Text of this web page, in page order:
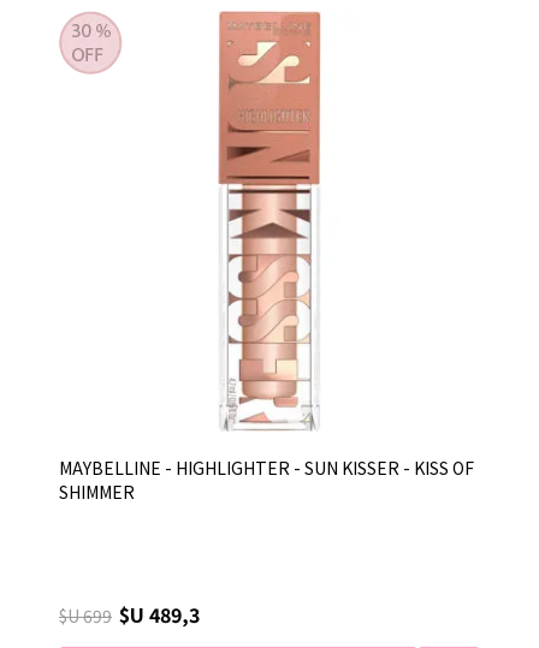
MAYBELLINE - HIGHLIGHTER - SUN KISSER - KISS OF
SHIMMER
$U 699 $U 489,3